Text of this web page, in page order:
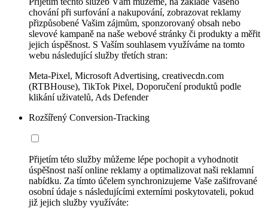
chování při surfování a nakupování, zobrazovat reklamy
přizpůsobené Vašim zájmům, sponzorovaný obsah nebo
slevové kampaně na naše webové stránky či produkty a měřit
jejich úspěšnost. S Vaším souhlasem využíváme na tomto
webu následující služby třetích stran:
Meta-Pixel, Microsoft Advertising, creativecdn.com
(RTBHouse), TikTok Pixel, Doporučení produktů podle
klikání uživatelů, Ads Defender
Rozšířený Conversion-Tracking
Přijetím této služby můžeme lépe pochopit a vyhodnotit
úspěšnost naší online reklamy a optimalizovat naši reklamní
nabídku. Za tímto účelem synchronizujeme Vaše zašifrované
osobní údaje s následujícími externími poskytovateli, pokud
již jejich služby využíváte: